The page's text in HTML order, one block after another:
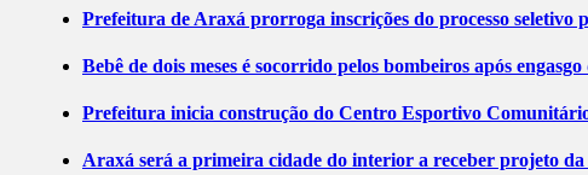
Prefeitura de Araxá prorroga inscrições do processo seletivo
Bebê de dois meses é socorrido pelos bombeiros após
Prefeitura inicia construção do Centro Esportivo
Araxá será a primeira cidade do interior a receber projeto